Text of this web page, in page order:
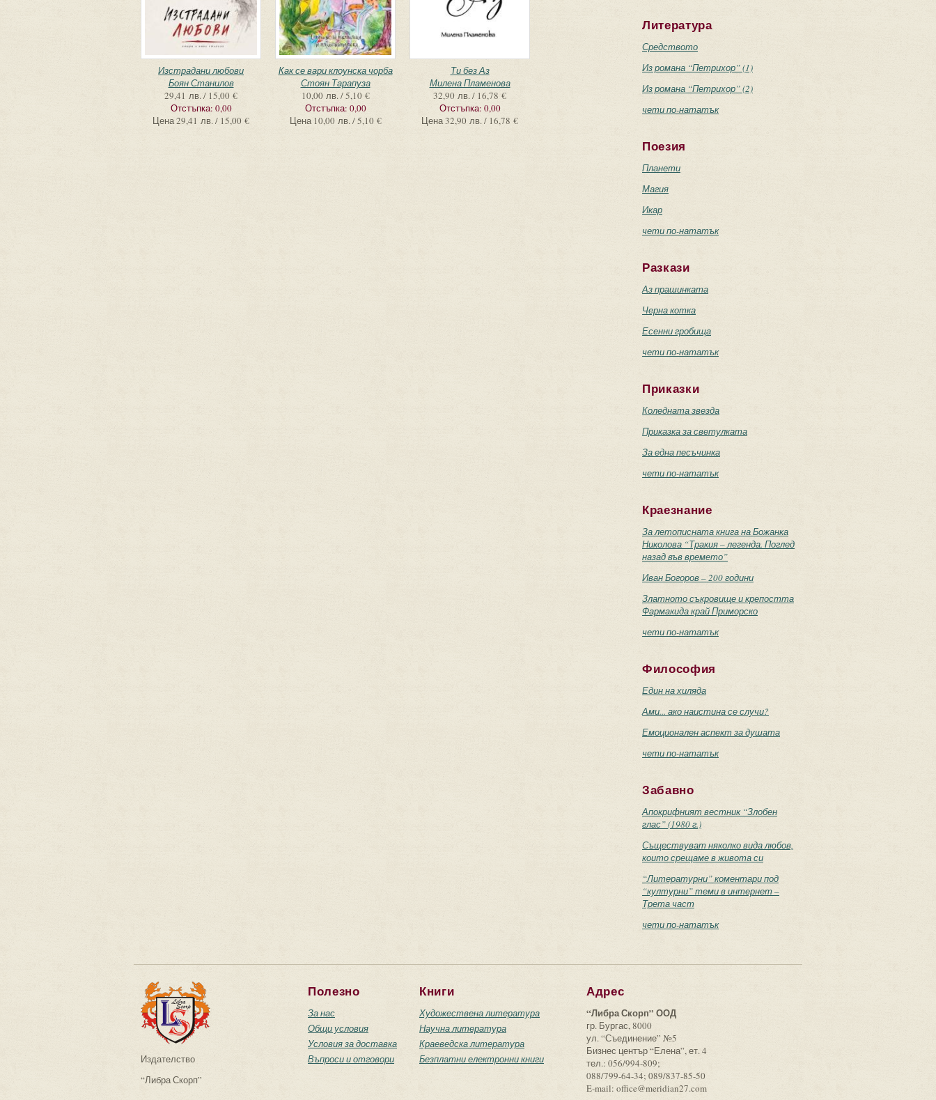
Изстрадани любови
Боян Станилов
29,41 лв. / 15,00 €
Отстъпка: 0,00
Цена29,41 лв. / 15,00 €
Как се вари клоунска чорба
Стоян Тарапуза
10,00 лв. / 5,10 €
Отстъпка: 0,00
Цена 10,00 лв. / 5,10 €
Ти без Аз
Милена Пламенова
32,90 лв. / 16,78 €
Отстъпка: 0,00
Цена32,90 лв. / 16,78 €
Литература
Средството
Из романа “Петрихор” (1)
Из романа “Петрихор” (2)
чети по-нататък
Поезия
Планети
Магия
Икар
чети по-нататък
Разкази
Аз прашинката
Черна котка
Есенни гробища
чети по-нататък
Приказки
Коледната звезда
Приказка за светулката
За една песъчинка
чети по-нататък
Краезнание
За летописната книга на Божанка
Николова “Тракия – легенда. Поглед
назад във времето”
Иван Богоров – 200 години
Златното съкровище и крепостта
Фармакида край Приморско
чети по-нататък
Философия
Един на хиляда
Ами... ако наистина се случи?
Емоционален аспект за душата
чети по-нататък
Забавно
Апокрифният вестник “Злобен
глас” (1980 г.)
Съществуват няколко вида любов,
които срещаме в живота си
“Литературни” коментари под
“културни” теми в интернет –
Трета част
чети по-нататък
Издателство
“Либра Скорп”
Полезно
За нас
Общи условия
Условия за доставка
Въпроси и отговори
Книги
Художествена литература
Научна литература
Краеведска литература
Безплатни електронни книги
Адрес
“Либра Скорп” ООД
гр. Бургас, 8000
ул. “Съединение” №5
Бизнес център “Елена”, ет. 4
тел.: 056/994-809;
088/799-64-34; 089/837-85-50
E-mail: office@meridian27.com